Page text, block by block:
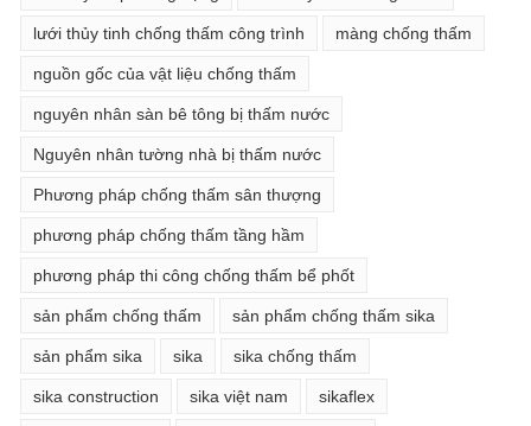
lưới thủy tinh chống thấm công trình màng chống thấm
nguồn gốc của vật liệu chống thấm
nguyên nhân sàn bê tông bị thấm nước
Nguyên nhân tường nhà bị thấm nước
Phương pháp chống thấm sân thượng
phương pháp chống thấm tầng hầm
phương pháp thi công chống thấm bể phốt
sản phẩm chống thấm sản phẩm chống thấm sika
sản phẩm sika sika sika chống thấm
sika construction sika việt nam sikaflex